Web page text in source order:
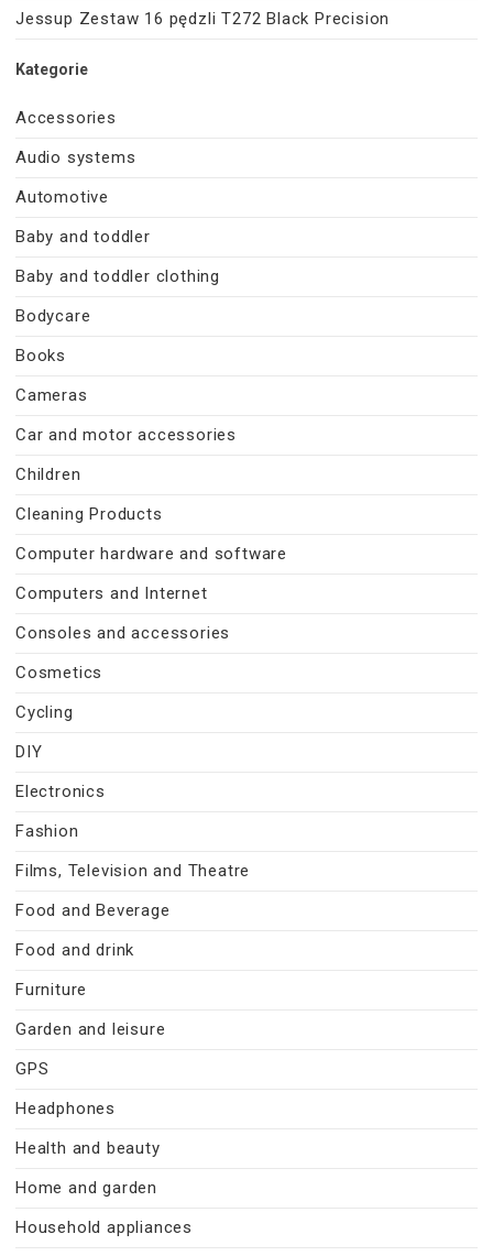
Jessup Zestaw 16 pędzli T272 Black Precision
Kategorie
Accessories
Audio systems
Automotive
Baby and toddler
Baby and toddler clothing
Bodycare
Books
Cameras
Car and motor accessories
Children
Cleaning Products
Computer hardware and software
Computers and Internet
Consoles and accessories
Cosmetics
Cycling
DIY
Electronics
Fashion
Films, Television and Theatre
Food and Beverage
Food and drink
Furniture
Garden and leisure
GPS
Headphones
Health and beauty
Home and garden
Household appliances